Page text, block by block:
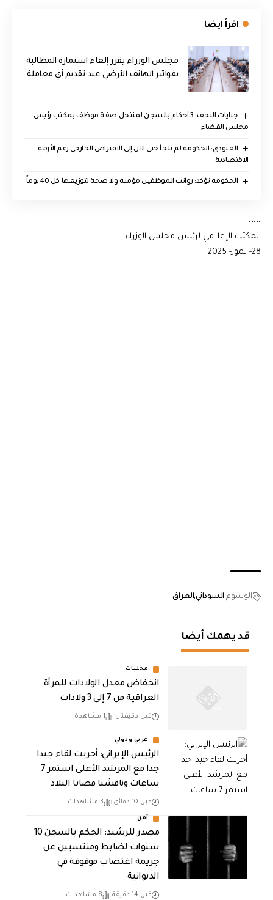
اقرأ ايضا
مجلس الوزراء يقرر إلغاء استمارة المطالبة
بفواتير الهاتف الأرضي عند تقديم أي معاملة
جنايات النجف: 3 أحكام بالسجن لمنتحل صفة موظف بمكتب رئيس
مجلس القضاء
العبودي: الحكومة لم تلجأ حتى الآن إلى الاقتراض الخارجي رغم الأزمة
الاقتصادية
الحكومة تؤكد: رواتب الموظفين مؤمنة ولا صحة لتوزيعها كل 40 يوماً
•••••
المكتب الإعلامي لرئيس مجلس الوزراء
28- تموز- 2025
الوسوم السودانيالعراق
قد يهمك أيضا
محليات
انخفاض معدل الولادات للمرأة
العراقية من 7 إلى 3 ولادات
قبل دقيقتان 1 مشاهدة
عربي ودولي
الرئيس الإيراني: أجريت لقاء جيدا
جدا مع المرشد الأعلى استمر 7
ساعات وناقشنا قضايا البلاد
قبل 10 دقائق 3 مشاهدات
أمن
مصدر للرشيد: الحكم بالسجن 10
سنوات لضابط ومنتسبين عن
جريمة اغتصاب موقوفة في
الديوانية
قبل 14 دقيقة 8 مشاهدات